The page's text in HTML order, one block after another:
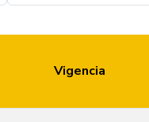
Vigencia